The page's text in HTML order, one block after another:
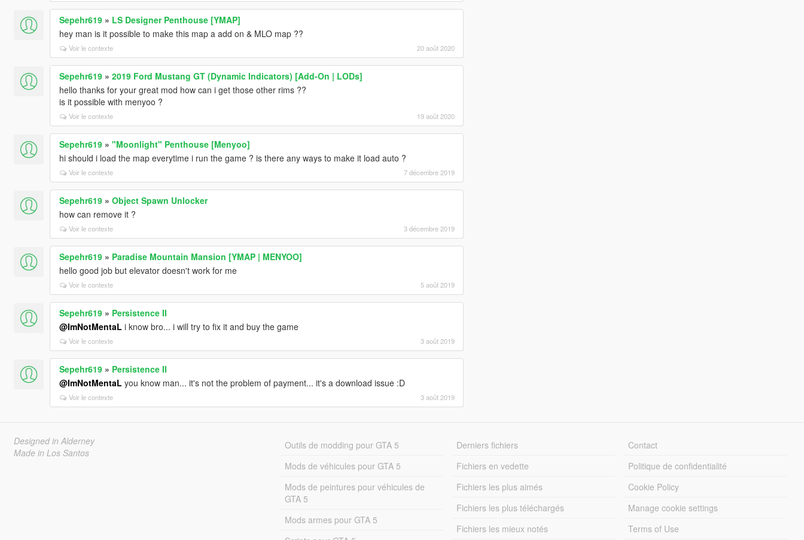
Sepehr619» LS Designer Penthouse [YMAP]
hey man is it possible to make this map a add on & MLO map ??
Voir le contexte 20 août 2020
Sepehr619» 2019 Ford Mustang GT (Dynamic Indicators) [Add-On | LODs]
hello thanks for your great mod how can i get those other rims ??
is it possible with menyoo ?
Voir le contexte 19 août 2020
Sepehr619» "Moonlight" Penthouse [Menyoo]
hi should i load the map everytime i run the game ? is there any ways to make it load auto ?
Voir le contexte 7 décembre 2019
Sepehr619» Object Spawn Unlocker
how can remove it ?
Voir le contexte 3 décembre 2019
Sepehr619» Paradise Mountain Mansion [YMAP | MENYOO]
hello good job but elevator doesn't work for me
Voir le contexte 5 août 2019
Sepehr619» Persistence II
@ImNotMentaL i know bro... i will try to fix it and buy the game
Voir le contexte 3 août 2019
Sepehr619» Persistence II
@ImNotMentaL you know man... it's not the problem of payment... it's a download issue :D
Voir le contexte 3 août 2019
Designed in Alderney
Made in Los Santos
Outils de modding pour GTA 5
Mods de véhicules pour GTA 5
Mods de peintures pour véhicules de
GTA 5
Mods armes pour GTA 5
Derniers fichiers
Fichiers en vedette
Fichiers les plus aimés
Fichiers les plus téléchargés
Fichiers les mieux notés
Contact
Politique de confidentialité
Cookie Policy
Manage cookie settings
Terms of Use